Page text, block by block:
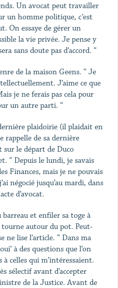
Un avocat peut travailler
un homme politique, c’est
On essaye de gérer un
la vie privée. Je pense y
sans doute pas d’accord. “
de la maison Geens. “ Je
J’aime ce que
je ne ferais pas cela pour
un autre parti. “
plaidoirie (il plaidait en
rappelle de sa dernière
sur le départ de Duco
“ Depuis le lundi, je savais
Finances, mais je ne pouvais
négocié jusqu’au mardi, dans
d’avocat.
et enfiler sa toge à
tourne autour du pot. Peut-
ne lise l’article. “ Dans ma
à des questions que l’on
à celles qui m’intéressaient.
sélectif avant d’accepter
de la Justice. Avant de